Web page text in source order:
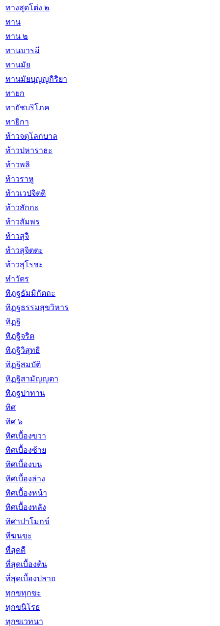
ทางสุดโต่ง ๒
ทาน
ทาน ๒
ทานบารมี
ทานมัย
ทานมัยบุญญกิริยา
ทายก
ทายัชบริโภค
ทายิกา
ท้าวจตุโลกบาล
ท้าวปหาราธะ
ท้าวพลิ
ท้าวราหู
ท้าวเวปจิตติ
ท้าวสักกะ
ท้าวสัมพร
ท้าวสุจิ
ท้าวสุจิตตะ
ท้าวสุโรชะ
ทำวัตร
ทิฏฐธัมมิกัตถะ
ทิฏฐธรรมสุขวิหาร
ทิฏฐิ
ทิฏฐิจริต
ทิฏฐิวิสุทธิ
ทิฏฐิสมบัติ
ทิฏฐิสามัญญตา
ทิฏฐปาทาน
ทิศ
ทิศ ๖
ทิศเบื้องขวา
ทิศเบื้องซ้าย
ทิศเบื้องบน
ทิศเบื้องล่าง
ทิศเบื้องหน้า
ทิศเบื้องหลัง
ทิศาปาโมกข์
ทีฆนขะ
ที่สุดดี
ที่สุดเบื้องต้น
ที่สุดเบื้องปลาย
ทุกขทุกขะ
ทุกขนิโรธ
ทุกขเวทนา